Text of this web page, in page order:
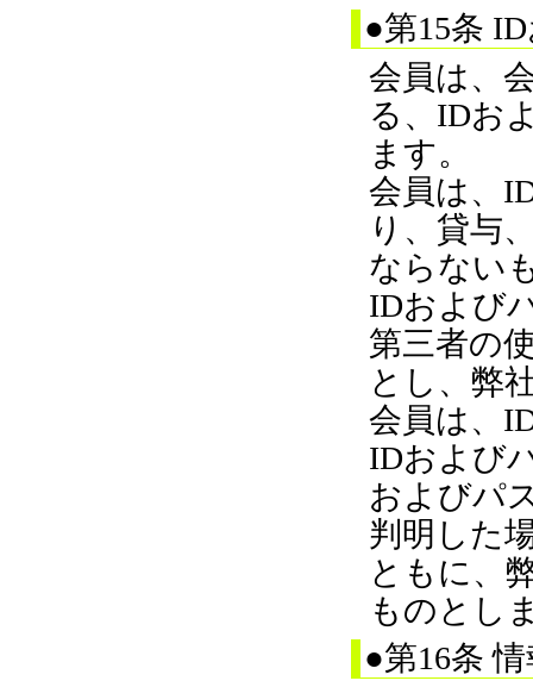
●第15条
会員は、
る、IDお
ます。
会員は、
り、貸与
ならない
IDおよび
第三者の
とし、弊
会員は、
IDおよび
およびパ
判明した
ともに、
ものとし
●第16条